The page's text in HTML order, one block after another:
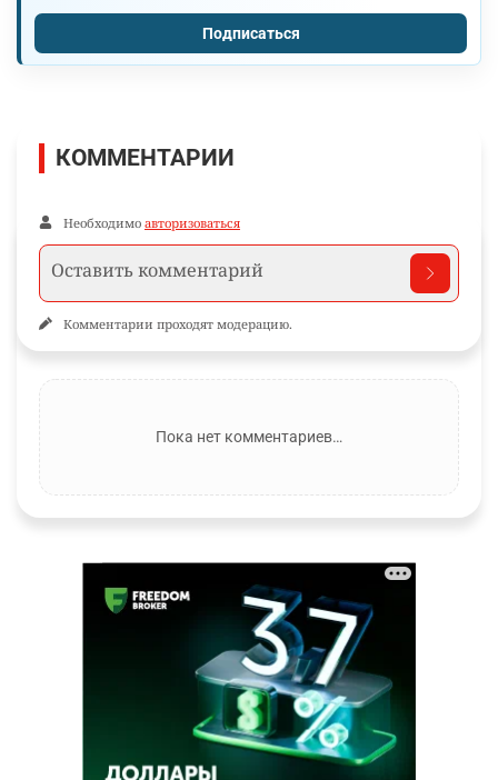
Подписаться
КОММЕНТАРИИ
Необходимо авторизоваться
Комментарии проходят модерацию.
Пока нет комментариев…